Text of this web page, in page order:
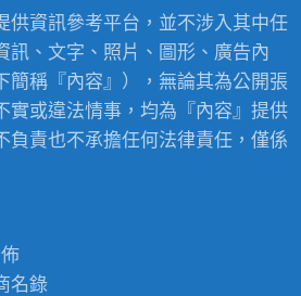
商
，
頂
級
老
茶
批
發
山
茶
王
級
的
極
品
供資訊參考平台，並不涉入其中任
訊、文字、照片、圖形、廣告內
簡稱『內容』），無論其為公開張
實或違法情事，均為『內容』提供
負責也不承擔任何法律責任，僅係
名錄